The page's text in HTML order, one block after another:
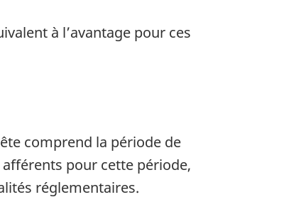
à l’avantage pour ces
comprend la période de
pour cette période,
réglementaires.